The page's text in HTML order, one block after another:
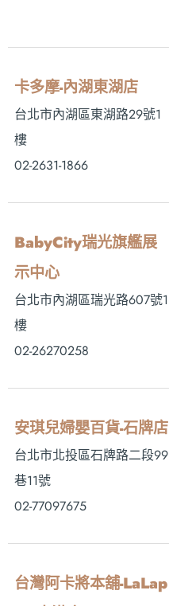
卡多摩-內湖東湖店
台北市內湖區東湖路29號1
樓
02-2631-1866
BabyCity瑞光旗艦展
示中心
台北市內湖區瑞光路607號1
樓
02-26270258
安琪兒婦嬰百貨-石牌店
台北市北投區石牌路二段99
巷11號
02-77097675
台灣阿卡將本舖-LaLap